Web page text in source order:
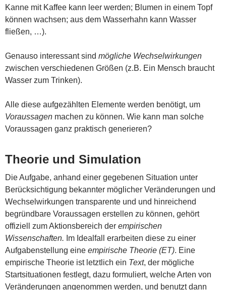
Kanne mit Kaffee kann leer werden; Blumen in einem Topf
können wachsen; aus dem Wasserhahn kann Wasser
fließen, …).
Genauso interessant sind mögliche Wechselwirkungen
zwischen verschiedenen Größen (z.B. Ein Mensch braucht
Wasser zum Trinken).
Alle diese aufgezählten Elemente werden benötigt, um
Voraussagen machen zu können. Wie kann man solche
Voraussagen ganz praktisch generieren?
Theorie und Simulation
Die Aufgabe, anhand einer gegebenen Situation unter
Berücksichtigung bekannter möglicher Veränderungen und
Wechselwirkungen transparente und und hinreichend
begründbare Voraussagen erstellen zu können, gehört
offiziell zum Aktionsbereich der empirischen
Wissenschaften. Im Idealfall erarbeiten diese zu einer
Aufgabenstellung eine empirische Theorie (ET). Eine
empirische Theorie ist letztlich ein Text, der mögliche
Startsituationen festlegt, dazu formuliert, welche Arten von
Veränderungen angenommen werden, und benutzt dann